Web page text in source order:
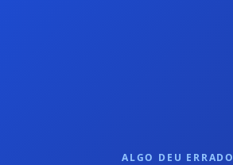
ALGO DEU ERRADO